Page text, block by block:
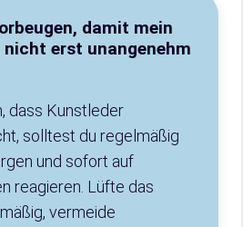
damit mein
erst unangenehm
dass Kunstleder
solltest du regelmäßig
und sofort auf
reagieren. Lüfte das
vermeide